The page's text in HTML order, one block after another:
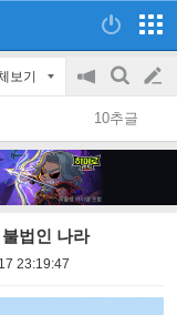
보기
공
지
on/off
검
색
글
쓰
10추글
법인 나라
23:19:47